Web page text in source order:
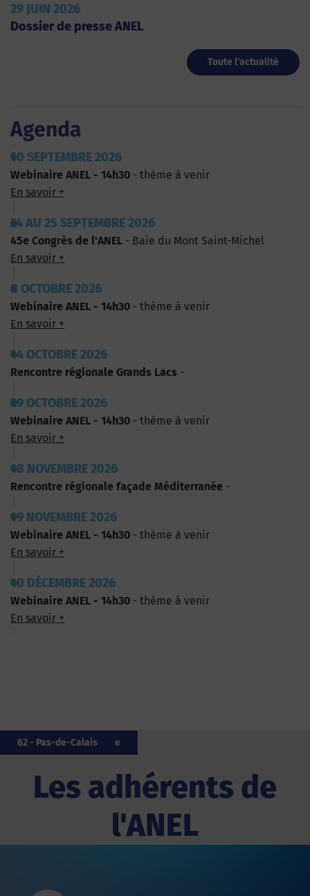
29 JUIN 2026
Dossier de presse ANEL
Toute l'actualité
Agenda
10 SEPTEMBRE 2026
Webinaire ANEL - 14h30 - thème à venir
En savoir +
24 AU 25 SEPTEMBRE 2026
45e Congrès de l'ANEL - Baie du Mont Saint-Michel
En savoir +
8 OCTOBRE 2026
Webinaire ANEL - 14h30 - thème à venir
En savoir +
14 OCTOBRE 2026
Rencontre régionale Grands Lacs -
29 OCTOBRE 2026
Webinaire ANEL - 14h30 - thème à venir
En savoir +
18 NOVEMBRE 2026
Rencontre régionale façade Méditerranée -
19 NOVEMBRE 2026
Webinaire ANEL - 14h30 - thème à venir
En savoir +
10 DÉCEMBRE 2026
Webinaire ANEL - 14h30 - thème à venir
En savoir +
Les adhérents de
l'ANEL
20 - Corse
62 - Pas-de-Calais
62 - Pas-de-Calais
20 - Corse
85 - Vendée
85 - Vendée
33 - Gironde
972 - Martinique
17 - Charente-Maritime
62 - Pas-de-Calais